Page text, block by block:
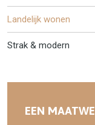
Landelijk wonen
Strak & modern
EEN